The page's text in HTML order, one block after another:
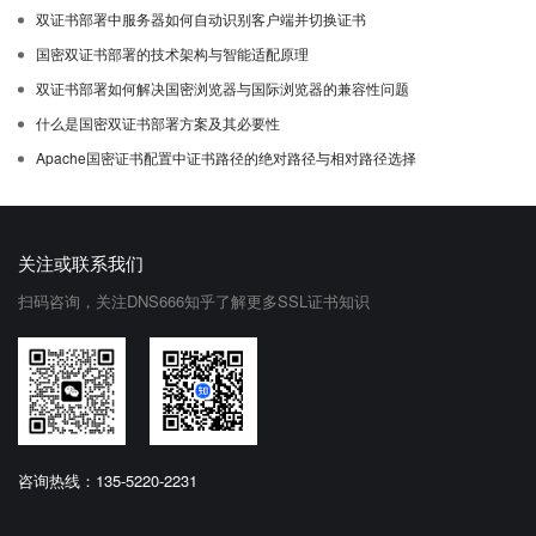
双证书部署中服务器如何自动识别客户端并切换证书
国密双证书部署的技术架构与智能适配原理
双证书部署如何解决国密浏览器与国际浏览器的兼容性问题
什么是国密双证书部署方案及其必要性
Apache国密证书配置中证书路径的绝对路径与相对路径选择
关注或联系我们
扫码咨询，关注DNS666知乎了解更多SSL证书知识
咨询热线：135-5220-2231